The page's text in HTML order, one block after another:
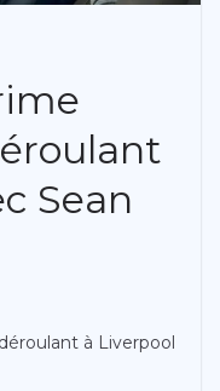
Sean
à Liverpool